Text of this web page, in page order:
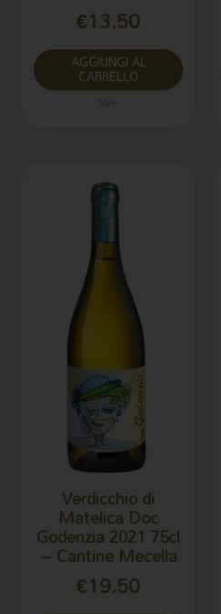
€13.50
AGGIUNGI AL
CARRELLO
Verdicchio di
Matelica Doc
Godenzia 2021 75cl
– Cantine Mecella
€19.50